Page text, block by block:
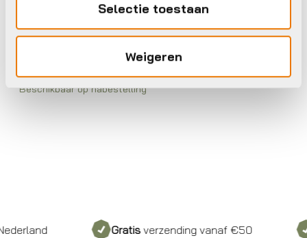
Selectie toestaan
Weigeren
Woom Helm
Beschikbaar op nabestelling
Gratisverzending vanaf €50